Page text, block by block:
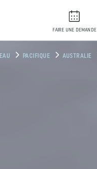
FAIRE UNE DEMANDE
PACIFIQUE AUSTRALIE